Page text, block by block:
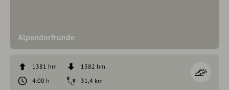
Alpendorfrunde
1381 hm
1382 hm
4:00 h
31,4 km